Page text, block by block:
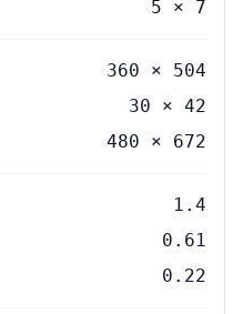
5 × 7
360 × 504
30 × 42
480 × 672
1.4
0.61
0.22